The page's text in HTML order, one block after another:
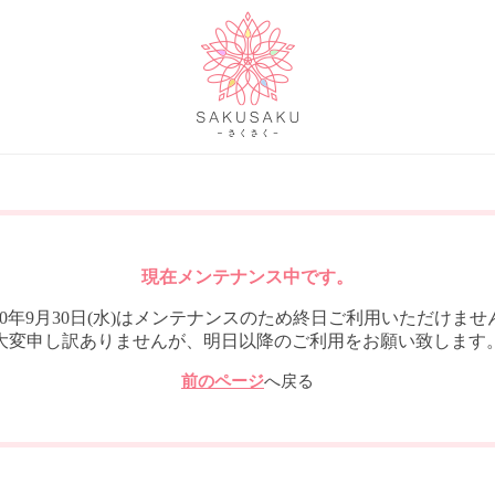
現在メンテナンス中です。
年9月30日(水)はメンテナンスのため終日ご利用いただけませ
変申し訳ありませんが、明日以降のご利用をお願い致します
前のページへ戻る